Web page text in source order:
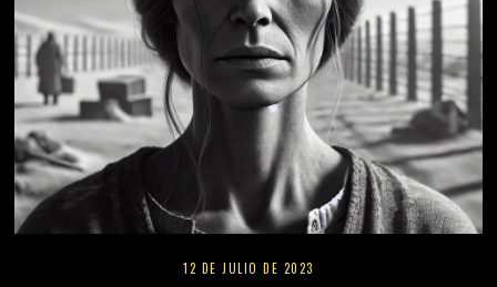
12 DE JULIO DE 2023